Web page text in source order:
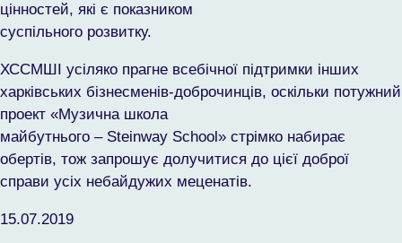
цінностей, які є показником
суспільного розвитку.
ХССМШІ усіляко прагне всебічної підтримки інших
харківських бізнесменів-доброчинців, оскільки потужний
проект «Музична школа
майбутнього – Steinway School» стрімко набирає
обертів, тож запрошує долучитися до цієї доброї
справи усіх небайдужих меценатів.
15.07.2019